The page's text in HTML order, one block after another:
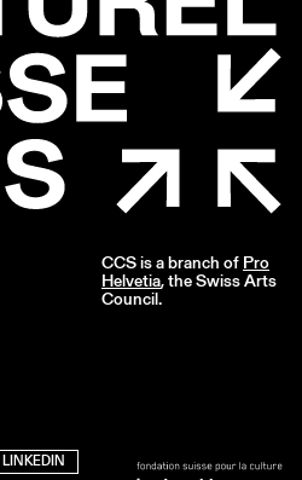
LINKEDIN
CCS is a branch of Pro
Helvetia, the Swiss Arts
Council.